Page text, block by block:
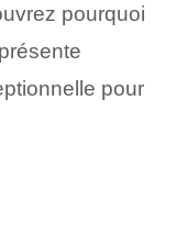
pourquoi
pour